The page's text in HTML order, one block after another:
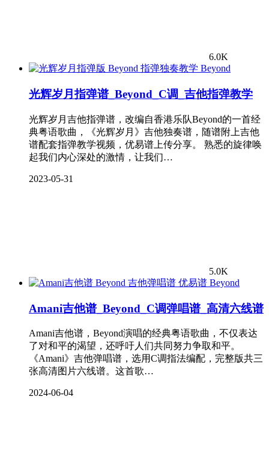
6.0K
Beyond
光辉岁月指弹谱_Beyond_C调_吉他指弹教学
光辉岁月吉他指弹谱，改编自香港乐队Beyond的一首经
典粤语歌曲，《光辉岁月》吉他独奏谱，随谱附上吉他
谱配套指弹教学视频，优易谱上传分享。 熟悉的旋律唤
起我们内心深处的激情，让我们…
2023-05-31
5.0K
Beyond
Amani吉他谱_Beyond_C调弹唱谱_高清六线谱
Amani吉他谱，Beyond演唱的经典粤语歌曲，不仅表达
了对和平的渴望，还呼吁人们共同努力争取和平。
《Amani》吉他弹唱谱，选用C调指法编配，完整版共三
张高清图片六线谱。这首歌…
2024-06-04